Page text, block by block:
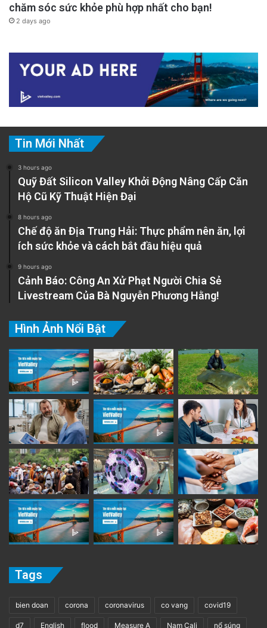
chăm sóc sức khỏe phù hợp nhất cho bạn!
2 days ago
Tin Mới Nhất
3 hours ago
Quỹ Đất Silicon Valley Khởi Động Nâng Cấp Căn
Hộ Cũ Kỹ Thuật Hiện Đại
8 hours ago
Chế độ ăn Địa Trung Hải: Thực phẩm nên ăn, lợi
ích sức khỏe và cách bắt đầu hiệu quả
9 hours ago
Cảnh Báo: Công An Xử Phạt Người Chia Sẻ
Livestream Của Bà Nguyễn Phương Hằng!
Hình Ảnh Nổi Bật
Tags
bien doan corona coronavirus co vang covid19
d7 English flood Measure A Nam Cali nổ súng